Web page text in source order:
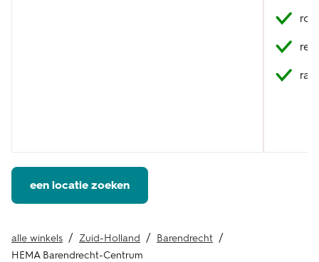
een locatie zoeken
alle winkels Zuid-Holland
Barendrecht
HEMA Barendrecht-Centrum